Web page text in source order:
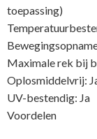
toepassing)
Maximale rek bij
Oplosmiddelvrij:
UV-bestendig: Ja
Voordelen